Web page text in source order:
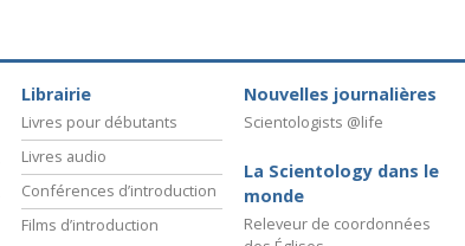
Librairie
Livres pour débutants
Livres audio
Conférences d’introduction
Films d’introduction
Nouvelles journalières
Scientologists @life
La Scientology dans le
monde
Releveur de coordonnées